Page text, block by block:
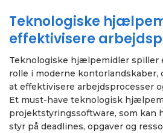
Teknologiske
effektivisere
Teknologiske hjælpemidler spiller
rolle i moderne kontorlandskaber,
at effektivisere arbejdsprocesser
Et must-have teknologisk
projektstyringssoftware, som kan
styr på deadlines, opgaver og